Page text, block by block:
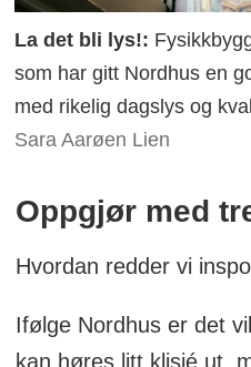
La det bli lys!:
som har gitt Nordhus en
med rikelig dagslys og
Sara Aarøen Lien
Oppgjør med
Hvordan redder vi
Ifølge Nordhus er det
kan høres litt klisjé ut,